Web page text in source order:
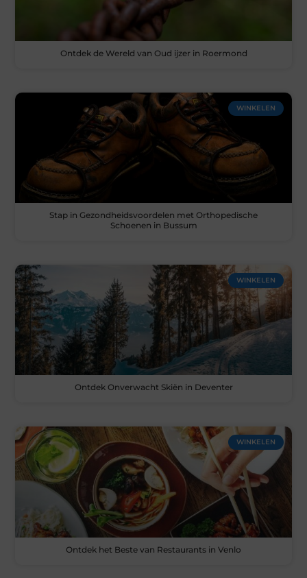
Ontdek de Wereld van Oud ijzer in Roermond
WINKELEN
Stap in Gezondheidsvoordelen met Orthopedische
Schoenen in Bussum
WINKELEN
Ontdek Onverwacht Skiën in Deventer
WINKELEN
Ontdek het Beste van Restaurants in Venlo